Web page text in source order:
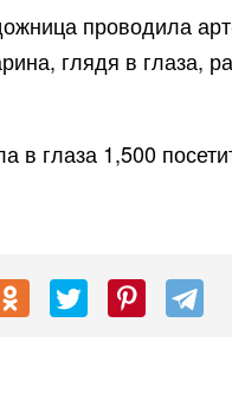
проводила
глядя в глаза,
глаза 1,500